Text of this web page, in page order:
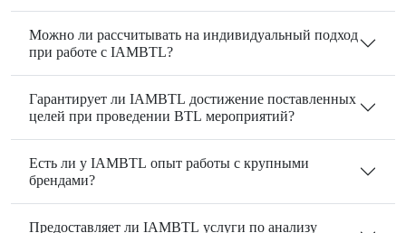
Можно ли рассчитывать на индивидуальный подход
при работе с IAMBTL?
Гарантирует ли IAMBTL достижение поставленных
целей при проведении BTL мероприятий?
Есть ли у IAMBTL опыт работы с крупными
брендами?
Предоставляет ли IAMBTL услуги по анализу